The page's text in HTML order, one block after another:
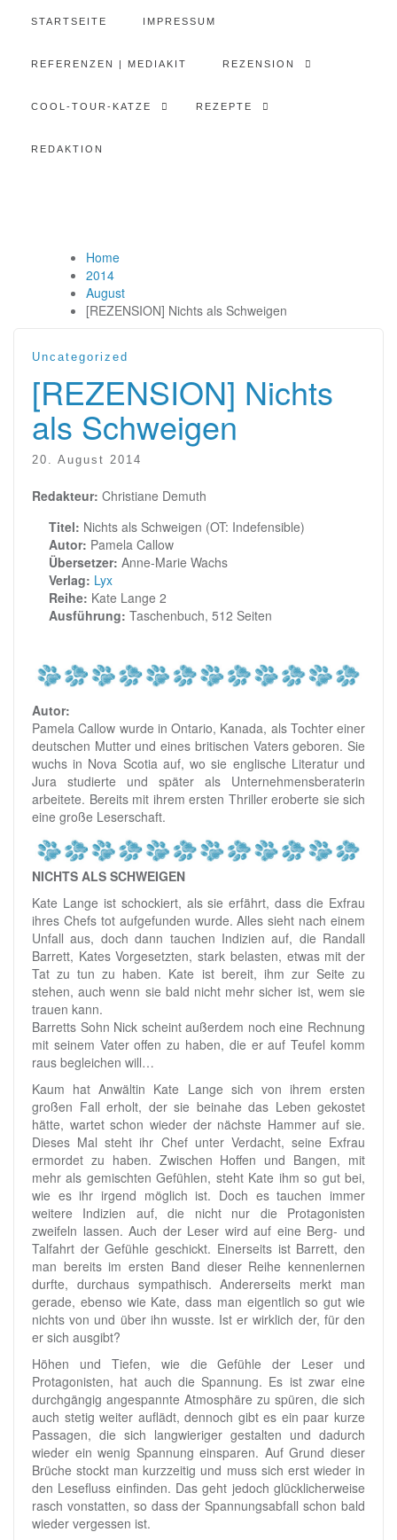
STARTSEITE IMPRESSUM
REFERENZEN | MEDIAKIT REZENSION
COOL-TOUR-KATZE REZEPTE
REDAKTION
Home
2014
August
[REZENSION] Nichts als Schweigen
Uncategorized
[REZENSION] Nichts
als Schweigen
20. August 2014
Redakteur: Christiane Demuth
Titel: Nichts als Schweigen (OT: Indefensible)
Autor: Pamela Callow
Übersetzer: Anne-Marie Wachs
Verlag: Lyx
Reihe: Kate Lange 2
Ausführung: Taschenbuch, 512 Seiten
Autor:
Pamela Callow wurde in Ontario, Kanada, als Tochter einer
deutschen Mutter und eines britischen Vaters geboren. Sie
wuchs in Nova Scotia auf, wo sie englische Literatur und
Jura studierte und später als Unternehmensberaterin
arbeitete. Bereits mit ihrem ersten Thriller eroberte sie sich
eine große Leserschaft.
NICHTS ALS SCHWEIGEN
Kate Lange ist schockiert, als sie erfährt, dass die Exfrau
ihres Chefs tot aufgefunden wurde. Alles sieht nach einem
Unfall aus, doch dann tauchen Indizien auf, die Randall
Barrett, Kates Vorgesetzten, stark belasten, etwas mit der
Tat zu tun zu haben. Kate ist bereit, ihm zur Seite zu
stehen, auch wenn sie bald nicht mehr sicher ist, wem sie
trauen kann.
Barretts Sohn Nick scheint außerdem noch eine Rechnung
mit seinem Vater offen zu haben, die er auf Teufel komm
raus begleichen will…
Kaum hat Anwältin Kate Lange sich von ihrem ersten
großen Fall erholt, der sie beinahe das Leben gekostet
hätte, wartet schon wieder der nächste Hammer auf sie.
Dieses Mal steht ihr Chef unter Verdacht, seine Exfrau
ermordet zu haben. Zwischen Hoffen und Bangen, mit
mehr als gemischten Gefühlen, steht Kate ihm so gut bei,
wie es ihr irgend möglich ist. Doch es tauchen immer
weitere Indizien auf, die nicht nur die Protagonisten
zweifeln lassen. Auch der Leser wird auf eine Berg- und
Talfahrt der Gefühle geschickt. Einerseits ist Barrett, den
man bereits im ersten Band dieser Reihe kennenlernen
durfte, durchaus sympathisch. Andererseits merkt man
gerade, ebenso wie Kate, dass man eigentlich so gut wie
nichts von und über ihn wusste. Ist er wirklich der, für den
er sich ausgibt?
Höhen und Tiefen, wie die Gefühle der Leser und
Protagonisten, hat auch die Spannung. Es ist zwar eine
durchgängig angespannte Atmosphäre zu spüren, die sich
auch stetig weiter auflädt, dennoch gibt es ein paar kurze
Passagen, die sich langwieriger gestalten und dadurch
wieder ein wenig Spannung einsparen. Auf Grund dieser
Brüche stockt man kurzzeitig und muss sich erst wieder in
den Lesefluss einfinden. Das geht jedoch glücklicherweise
rasch vonstatten, so dass der Spannungsabfall schon bald
wieder vergessen ist.